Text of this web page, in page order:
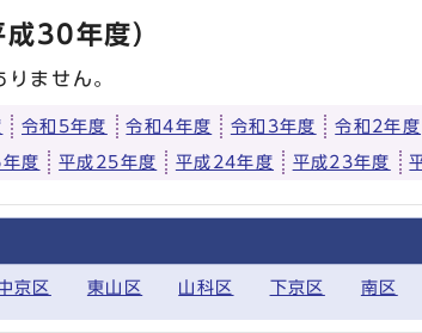
30年度）
ません。
令和5年度 令和4年度 令和3年度 令和2年度
度 平成25年度 平成24年度 平成23年度
京区 東山区 山科区 下京区 南区